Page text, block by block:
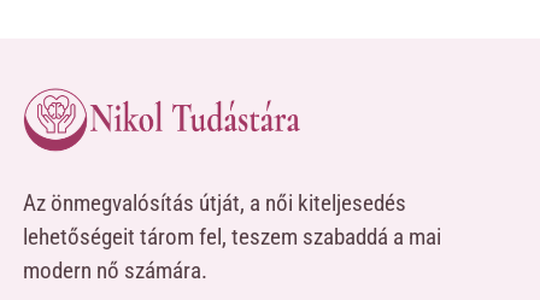
Az önmegvalósítás útját, a női kiteljesedés
lehetőségeit tárom fel, teszem szabaddá a mai
modern nő számára.